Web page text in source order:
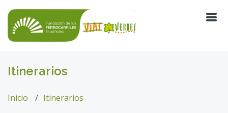
Itinerarios
Inicio Itinerarios